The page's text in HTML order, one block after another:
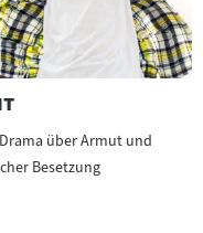
"
über Armut und
Besetzung